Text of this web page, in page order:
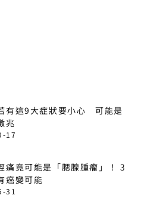
有這9大症狀要小心 可能是
兆
17
痛竟可能是「腮腺腫瘤」！ 3
癌變可能
31